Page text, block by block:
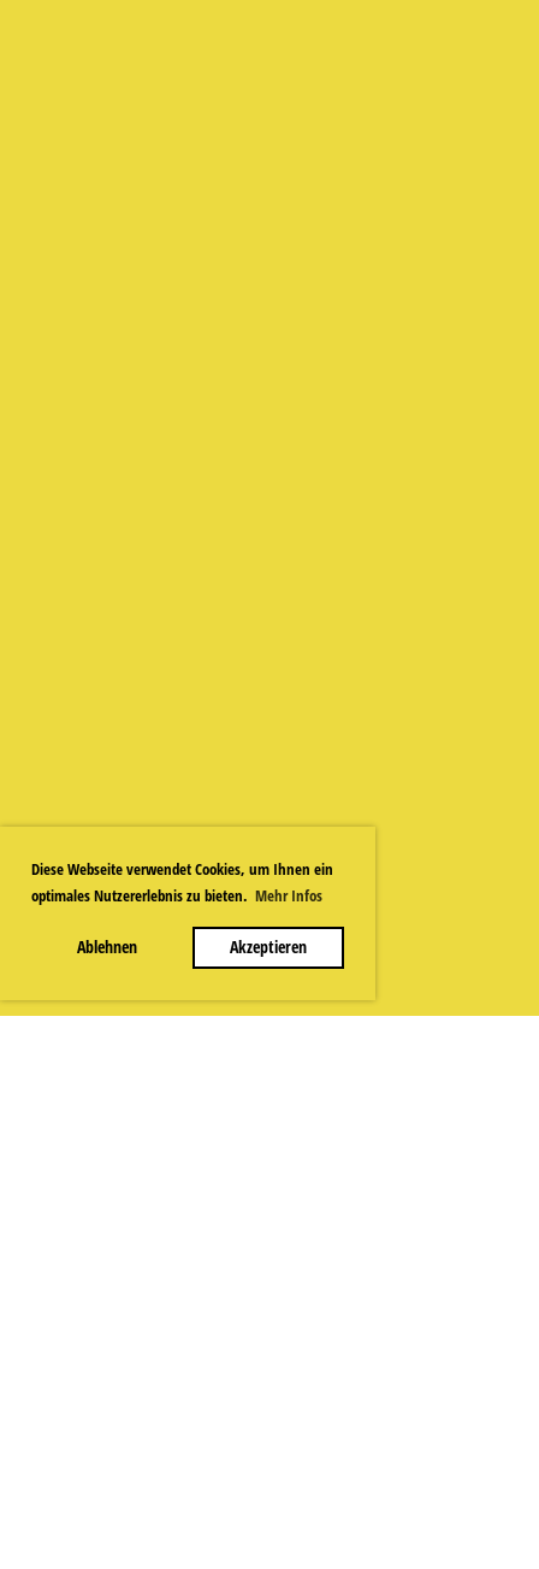
Diese Webseite verwendet Cookies, um Ihnen ein
optimales Nutzererlebnis zu bieten. Mehr Infos
Ablehnen Akzeptieren